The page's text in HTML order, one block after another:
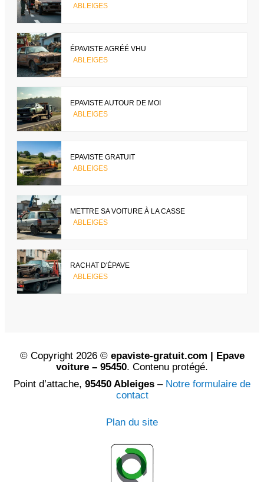
ABLEIGES
ÉPAVISTE AGRÉÉ VHU
ABLEIGES
EPAVISTE AUTOUR DE MOI
ABLEIGES
EPAVISTE GRATUIT
ABLEIGES
METTRE SA VOITURE À LA CASSE
ABLEIGES
RACHAT D'ÉPAVE
ABLEIGES
© Copyright 2026 © epaviste-gratuit.com | Epave
voiture – 95450. Contenu protégé.
Point d’attache, 95450 Ableiges – Notre formulaire de
contact
Plan du site